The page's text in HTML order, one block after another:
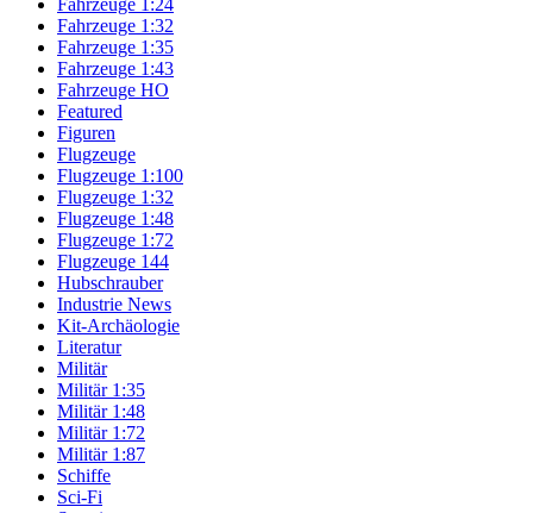
Fahrzeuge 1:24
Fahrzeuge 1:32
Fahrzeuge 1:35
Fahrzeuge 1:43
Fahrzeuge HO
Featured
Figuren
Flugzeuge
Flugzeuge 1:100
Flugzeuge 1:32
Flugzeuge 1:48
Flugzeuge 1:72
Flugzeuge 144
Hubschrauber
Industrie News
Kit-Archäologie
Literatur
Militär
Militär 1:35
Militär 1:48
Militär 1:72
Militär 1:87
Schiffe
Sci-Fi